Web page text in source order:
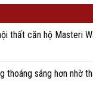
thất căn hộ Masteri
thoáng sáng hơn nhờ